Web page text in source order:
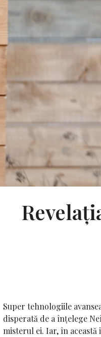
Super tehnologiile
disperată de a înțelege
misterul ei. Iar, în